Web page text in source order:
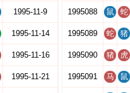
1995-11-9
1995-11-14
1995-11-16
1995-11-21
1995088 鼠 蛇
1995089 蛇 猪
1995090 猪 虎
1995091 马 鼠